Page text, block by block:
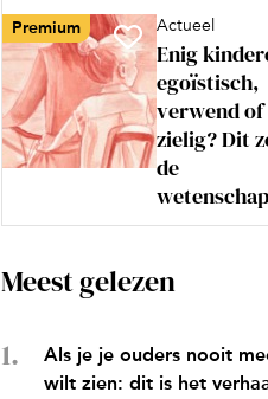
Premium Actueel
Enig
egoïstisch,
verwend of
zielig? Dit
de
Meest gelezen
Als je je ouders nooit
wilt zien: dit is het